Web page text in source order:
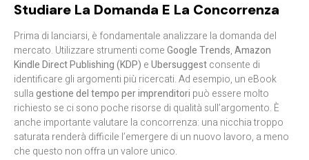
Studiare La Domanda E La Concorrenza
Prima di lanciarsi, è fondamentale analizzare la domanda del
mercato. Utilizzare strumenti comeGoogle Trends,Amazon
Kindle Direct Publishing (KDP) eUbersuggestconsente di
identificare gli argomenti più ricercati. Ad esempio, un eBook
sullagestione del tempo per imprenditori può essere molto
richiesto se ci sono poche risorse di qualità sull’argomento. È
anche importante valutare la concorrenza: una nicchia troppo
saturata renderà difficile l’emergere di un nuovo lavoro, a meno
che questo non offra un valore unico.